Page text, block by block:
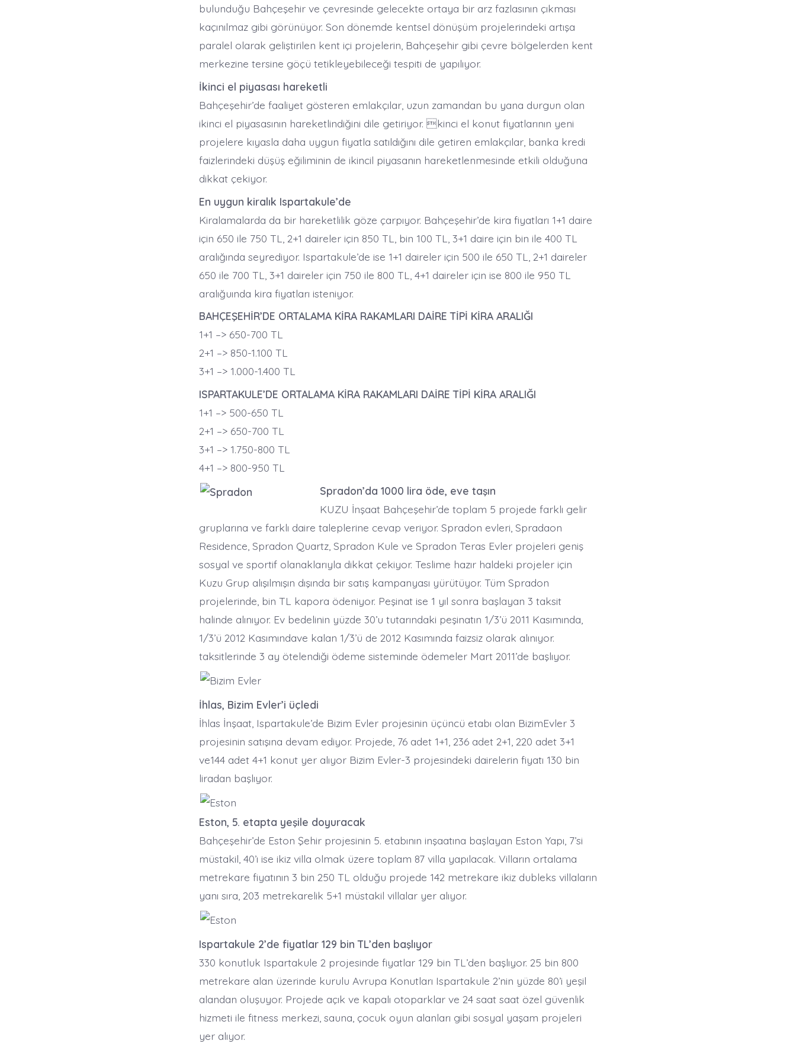
bulunduğu Bahçeşehir ve çevresinde gelecekte ortaya bir arz fazlasının çıkması
kaçınılmaz gibi görünüyor. Son dönemde kentsel dönüşüm projelerindeki artışa
paralel olarak geliştirilen kent içi projelerin, Bahçeşehir gibi çevre bölgelerden kent
merkezine tersine göçü tetikleyebileceği tespiti de yapılıyor.
İkinci el piyasası hareketli
Bahçeşehir’de faaliyet gösteren emlakçılar, uzun zamandan bu yana durgun olan
ikinci el piyasasının hareketlindiğini dile getiriyor. kinci el konut fiyatlarının yeni
projelere kıyasla daha uygun fiyatla satıldığını dile getiren emlakçılar, banka kredi
faizlerindeki düşüş eğiliminin de ikincil piyasanın hareketlenmesinde etkili olduğuna
dikkat çekiyor.
En uygun kiralık Ispartakule’de
Kiralamalarda da bir hareketlilik göze çarpıyor. Bahçeşehir’de kira fiyatları 1+1 daire
için 650 ile 750 TL, 2+1 daireler için 850 TL, bin 100 TL, 3+1 daire için bin ile 400 TL
aralığında seyrediyor. Ispartakule’de ise 1+1 daireler için 500 ile 650 TL, 2+1 daireler
650 ile 700 TL, 3+1 daireler için 750 ile 800 TL, 4+1 daireler için ise 800 ile 950 TL
aralığuında kira fiyatları isteniyor.
BAHÇEŞEHİR’DE ORTALAMA KİRA RAKAMLARI DAİRE TİPİ KİRA ARALIĞI
1+1 –> 650-700 TL
2+1 –> 850-1.100 TL
3+1 –> 1.000-1.400 TL
ISPARTAKULE’DE ORTALAMA KİRA RAKAMLARI DAİRE TİPİ KİRA ARALIĞI
1+1 –> 500-650 TL
2+1 –> 650-700 TL
3+1 –> 1.750-800 TL
4+1 –> 800-950 TL
Spradon’da 1000 lira öde, eve taşın
KUZU İnşaat Bahçeşehir’de toplam 5 projede farklı gelir
gruplarına ve farklı daire taleplerine cevap veriyor. Spradon evleri, Spradaon
Residence, Spradon Quartz, Spradon Kule ve Spradon Teras Evler projeleri geniş
sosyal ve sportif olanaklarıyla dikkat çekiyor. Teslime hazır haldeki projeler için
Kuzu Grup alışılmışın dışında bir satış kampanyası yürütüyor. Tüm Spradon
projelerinde, bin TL kapora ödeniyor. Peşinat ise 1 yıl sonra başlayan 3 taksit
halinde alınıyor. Ev bedelinin yüzde 30’u tutarındaki peşinatın 1/3’ü 2011 Kasımında,
1/3’ü 2012 Kasımındave kalan 1/3’ü de 2012 Kasımında faizsiz olarak alınıyor.
taksitlerinde 3 ay ötelendiği ödeme sisteminde ödemeler Mart 2011’de başlıyor.
İhlas, Bizim Evler’i üçledi
İhlas İnşaat, Ispartakule’de Bizim Evler projesinin üçüncü etabı olan BizimEvler 3
projesinin satışına devam ediyor. Projede, 76 adet 1+1, 236 adet 2+1, 220 adet 3+1
ve144 adet 4+1 konut yer alıyor Bizim Evler-3 projesindeki dairelerin fiyatı 130 bin
liradan başlıyor.
Eston, 5. etapta yeşile doyuracak
Bahçeşehir’de Eston Şehir projesinin 5. etabının inşaatına başlayan Eston Yapı, 7’si
müstakil, 40’ı ise ikiz villa olmak üzere toplam 87 villa yapılacak. Vilların ortalama
metrekare fiyatının 3 bin 250 TL olduğu projede 142 metrekare ikiz dubleks villaların
yanı sıra, 203 metrekarelik 5+1 müstakil villalar yer alıyor.
Ispartakule 2’de fiyatlar 129 bin TL’den başlıyor
330 konutluk Ispartakule 2 projesinde fiyatlar 129 bin TL’den başlıyor. 25 bin 800
metrekare alan üzerinde kurulu Avrupa Konutları Ispartakule 2’nin yüzde 80’i yeşil
alandan oluşuyor. Projede açık ve kapalı otoparklar ve 24 saat saat özel güvenlik
hizmeti ile fitness merkezi, sauna, çocuk oyun alanları gibi sosyal yaşam projeleri
yer alıyor.